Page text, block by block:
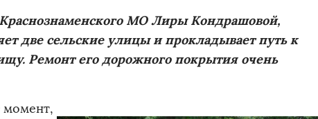
МО Лиры Кондрашовой,
две сельские улицы и прокладывает путь к
Ремонт его дорожного покрытия очень
момент,